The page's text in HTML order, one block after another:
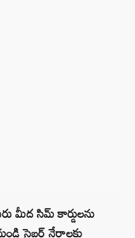
మీద సిమ్ కార్డులను
సైబర్ నేరాలకు